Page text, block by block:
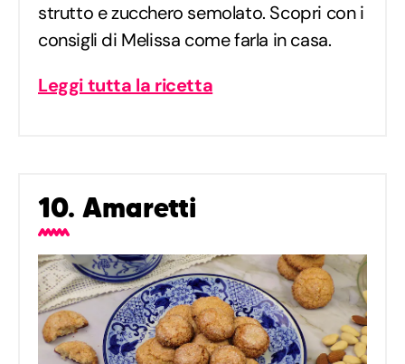
strutto e zucchero semolato. Scopri con i
consigli di Melissa come farla in casa.
Leggi tutta la ricetta
10. Amaretti